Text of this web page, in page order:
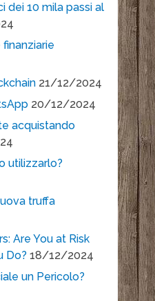
dei 10 mila passi al
21/12/2024
20/12/2024
acquistando
utilizzarlo?
truffa
Are You at Risk
Do? 18/12/2024
un Pericolo?